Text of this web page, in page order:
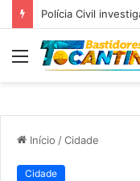
Menu
Início /Cidade
Cidade